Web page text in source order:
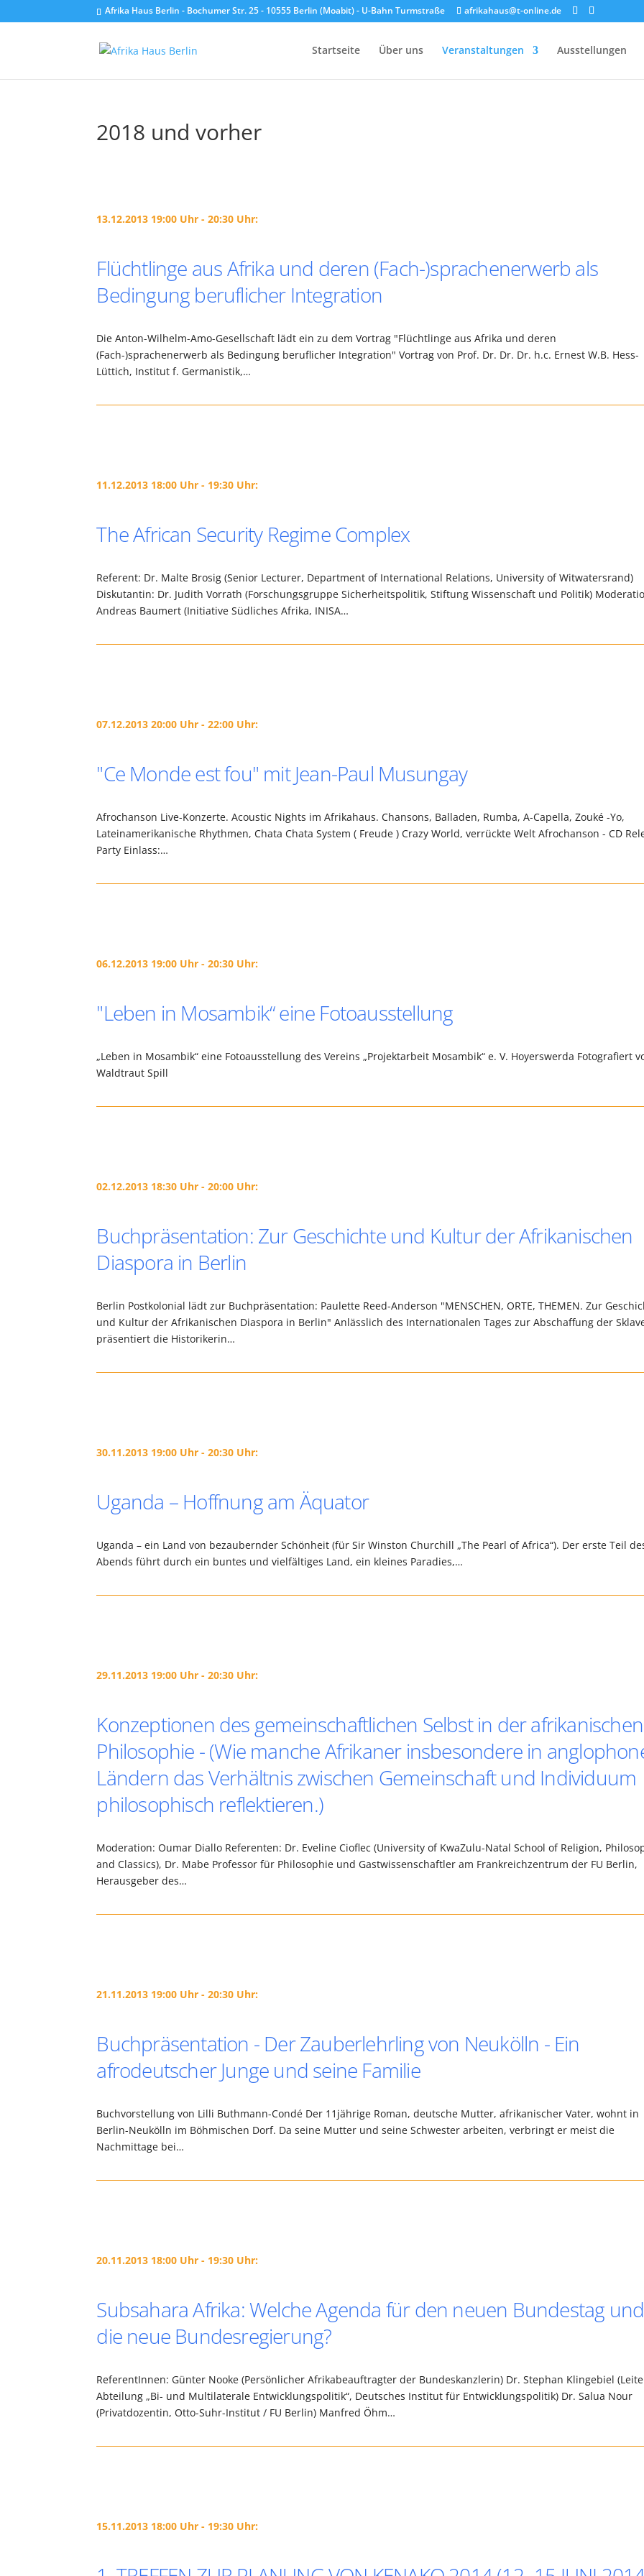
Afrika Haus Berlin - Bochumer Str. 25 - 10555 Berlin (Moabit) - U-Bahn Turmstraße afrikahaus@t-online.de
Startseite Über uns Veranstaltungen Ausstellungen
2018 und vorher
13.12.2013 19:00 Uhr - 20:30 Uhr:
Flüchtlinge aus Afrika und deren (Fach-)sprachenerwerb als
Bedingung beruflicher Integration
Die Anton-Wilhelm-Amo-Gesellschaft lädt ein zu dem Vortrag "Flüchtlinge aus Afrika und deren
(Fach-)sprachenerwerb als Bedingung beruflicher Integration" Vortrag von Prof. Dr. Dr. Dr. h.c. Ernest W.B. Hess-
Lüttich, Institut f. Germanistik,…
11.12.2013 18:00 Uhr - 19:30 Uhr:
The African Security Regime Complex
Referent: Dr. Malte Brosig (Senior Lecturer, Department of International Relations, University of Witwatersrand)
Diskutantin: Dr. Judith Vorrath (Forschungsgruppe Sicherheitspolitik, Stiftung Wissenschaft und Politik)
Andreas Baumert (Initiative Südliches Afrika, INISA…
07.12.2013 20:00 Uhr - 22:00 Uhr:
"Ce Monde est fou" mit Jean-Paul Musungay
Afrochanson Live-Konzerte. Acoustic Nights im Afrikahaus. Chansons, Balladen, Rumba, A-Capella, Zouké -Yo,
Lateinamerikanische Rhythmen, Chata Chata System ( Freude ) Crazy World, verrückte Welt Afrochanson - CD
Party Einlass:…
06.12.2013 19:00 Uhr - 20:30 Uhr:
"Leben in Mosambik“ eine Fotoausstellung
„Leben in Mosambik“ eine Fotoausstellung des Vereins „Projektarbeit Mosambik“ e. V. Hoyerswerda Fotografiert
Waldtraut Spill
02.12.2013 18:30 Uhr - 20:00 Uhr:
Buchpräsentation: Zur Geschichte und Kultur der Afrikanischen
Diaspora in Berlin
Berlin Postkolonial lädt zur Buchpräsentation: Paulette Reed-Anderson "MENSCHEN, ORTE, THEMEN. Zur
und Kultur der Afrikanischen Diaspora in Berlin" Anlässlich des Internationalen Tages zur Abschaffung der
präsentiert die Historikerin…
30.11.2013 19:00 Uhr - 20:30 Uhr:
Uganda – Hoffnung am Äquator
Uganda – ein Land von bezaubernder Schönheit (für Sir Winston Churchill „The Pearl of Africa“). Der erste Teil
Abends führt durch ein buntes und vielfältiges Land, ein kleines Paradies,…
29.11.2013 19:00 Uhr - 20:30 Uhr:
Konzeptionen des gemeinschaftlichen Selbst in der afrikanischen
Philosophie - (Wie manche Afrikaner insbesondere in
Ländern das Verhältnis zwischen Gemeinschaft und Individuum
philosophisch reflektieren.)
Moderation: Oumar Diallo Referenten: Dr. Eveline Cioflec (University of KwaZulu-Natal School of Religion,
and Classics), Dr. Mabe Professor für Philosophie und Gastwissenschaftler am Frankreichzentrum der FU Berlin,
Herausgeber des…
21.11.2013 19:00 Uhr - 20:30 Uhr:
Buchpräsentation - Der Zauberlehrling von Neukölln - Ein
afrodeutscher Junge und seine Familie
Buchvorstellung von Lilli Buthmann-Condé Der 11jährige Roman, deutsche Mutter, afrikanischer Vater, wohnt in
Berlin-Neukölln im Böhmischen Dorf. Da seine Mutter und seine Schwester arbeiten, verbringt er meist die
Nachmittage bei…
20.11.2013 18:00 Uhr - 19:30 Uhr:
Subsahara Afrika: Welche Agenda für den neuen Bundestag und
die neue Bundesregierung?
ReferentInnen: Günter Nooke (Persönlicher Afrikabeauftragter der Bundeskanzlerin) Dr. Stephan Klingebiel
Abteilung „Bi- und Multilaterale Entwicklungspolitik“, Deutsches Institut für Entwicklungspolitik) Dr. Salua Nour
(Privatdozentin, Otto-Suhr-Institut / FU Berlin) Manfred Öhm…
15.11.2013 18:00 Uhr - 19:30 Uhr: